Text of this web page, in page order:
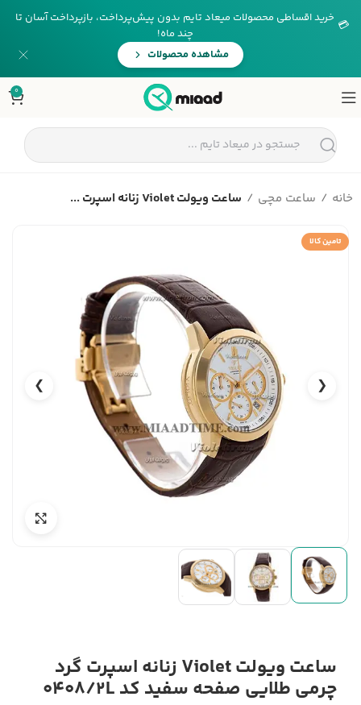
💳 خرید اقساطی محصولات میعاد تایم بدون پیش‌پرداخت، بازپرداخت آسان تا
چند ماه!
مشاهده محصولات
0
خانه ساعت مچی ساعت ویولت Violet زنانه اسپرت ...
تامین کالا
❮
❯
ساعت ویولت Violet زنانه اسپرت گرد
چرمی طلایی صفحه سفید کد 0408/2L